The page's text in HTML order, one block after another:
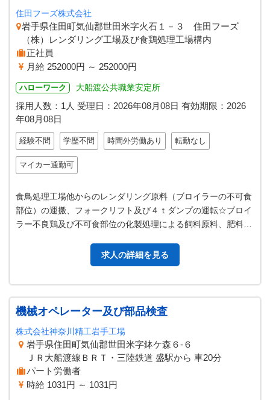
住田フーズ株式会社
岩手県住田町気仙郡世田米字火石１－３ 住田フーズ
（株）レンダリング工場及び食鶏処理工場構内
正社員
月給 252000円 ～ 252000円
ハローワーク 大船渡公共職業安定所
採用人数：1人 受理日： 2026年08月08日 有効期限： 2026
年08月08日
経験不問 学歴不問 時間外労働あり 転勤なし
マイカー通勤可
食鳥処理工場他からのレンダリング原料（ブロイラーの不可食
部位）の運搬、フォークリフト及び４ｔダンプの運転☆ブロイ
ラー不良鶏及び不可食部位の化製処理による飼料原料、肥料原
求人の詳細を見る
機械オペレーター及び部品検査
株式会社神奈川精工岩手工場
岩手県住田町気仙郡世田米字鉢ケ森６‐６
ＪＲ大船渡線ＢＲＴ・三陸鉄道 盛駅から 車20分
パート労働者
時給 1031円 ～ 1031円